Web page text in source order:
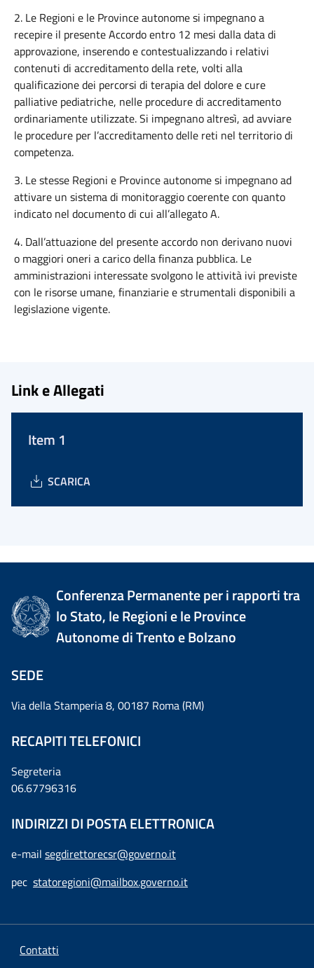
2. Le Regioni e le Province autonome si impegnano a
recepire il presente Accordo entro 12 mesi dalla data di
approvazione, inserendo e contestualizzando i relativi
contenuti di accreditamento della rete, volti alla
qualificazione dei percorsi di terapia del dolore e cure
palliative pediatriche, nelle procedure di accreditamento
ordinariamente utilizzate. Si impegnano altresì, ad avviare
le procedure per l’accreditamento delle reti nel territorio di
competenza.
3. Le stesse Regioni e Province autonome si impegnano ad
attivare un sistema di monitoraggio coerente con quanto
indicato nel documento di cui all’allegato A.
4. Dall’attuazione del presente accordo non derivano nuovi
o maggiori oneri a carico della finanza pubblica. Le
amministrazioni interessate svolgono le attività ivi previste
con le risorse umane, finanziarie e strumentali disponibili a
legislazione vigente.
Link e Allegati
Item 1
SCARICA
Conferenza Permanente per i rapporti tra
lo Stato, le Regioni e le Province
Autonome di Trento e Bolzano
SEDE
Via della Stamperia 8, 00187 Roma (RM)
RECAPITI TELEFONICI
Segreteria
06.67796316
INDIRIZZI DI POSTA ELETTRONICA
e-mail segdirettorecsr@governo.it
pec statoregioni@mailbox.governo.it
Contatti